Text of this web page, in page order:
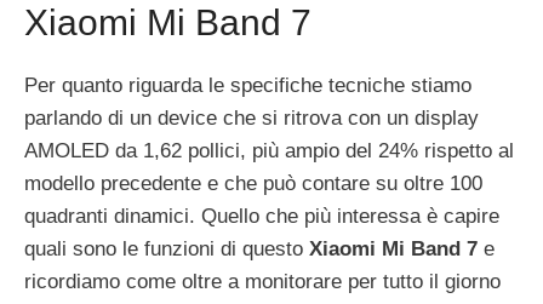
Xiaomi Mi Band 7
Per quanto riguarda le specifiche tecniche stiamo
parlando di un device che si ritrova con un display
AMOLED da 1,62 pollici, più ampio del 24% rispetto al
modello precedente e che può contare su oltre 100
quadranti dinamici. Quello che più interessa è capire
quali sono le funzioni di questo Xiaomi Mi Band 7 e
ricordiamo come oltre a monitorare per tutto il giorno